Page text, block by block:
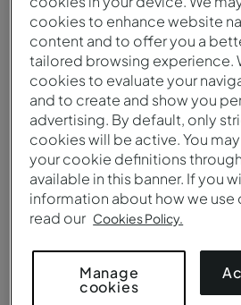
Idioma
La lengua oficial es el
español, uno de los 10
idiomas más hablados en
el mundo.
El
cookies to enhance website
content and to offer you a
tailored browsing experience.
cookies to evaluate your
and to create and show you
advertising. By default, only
cookies will be active. You
your cookie definitions
available in this banner. If you
information about how we use
read our Cookies Policy.
Manage
cookies